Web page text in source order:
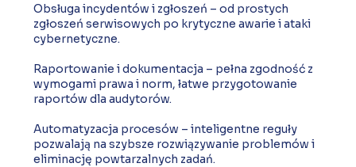
Obsługa incydentów i zgłoszeń – od prostych
zgłoszeń serwisowych po krytyczne awarie i ataki
cybernetyczne.
Raportowanie i dokumentacja – pełna zgodność z
wymogami prawa i norm, łatwe przygotowanie
raportów dla audytorów.
Automatyzacja procesów – inteligentne reguły
pozwalają na szybsze rozwiązywanie problemów i
eliminację powtarzalnych zadań.